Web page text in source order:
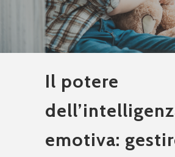
Il potere
emotiva: